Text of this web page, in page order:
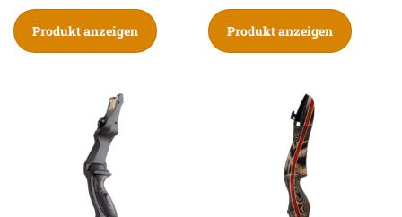
Produkt anzeigen Produkt anzeigen